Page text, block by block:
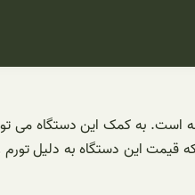
گزینه است. به کمک این
این دستگاه به دلیل تورم